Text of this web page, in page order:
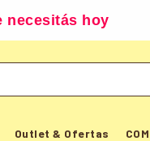
necesitás hoy
Outlet & Ofertas